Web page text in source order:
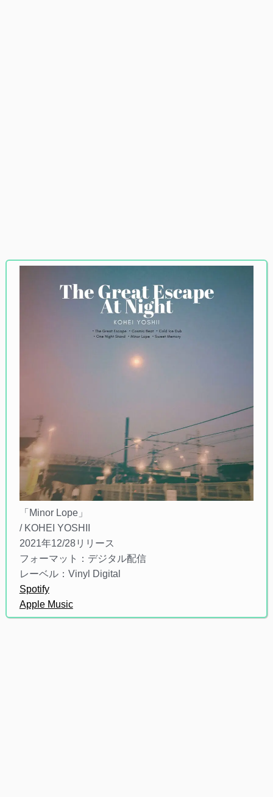
「Minor Lope」
/ KOHEI YOSHII
2021年12/28リリース
フォーマット：デジタル配信
レーベル：Vinyl Digital
Spotify
Apple Music